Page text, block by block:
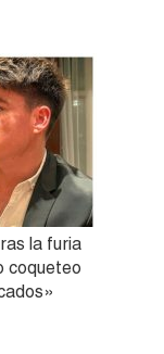
la furia
coqueteo